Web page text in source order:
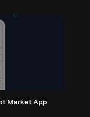
Market App